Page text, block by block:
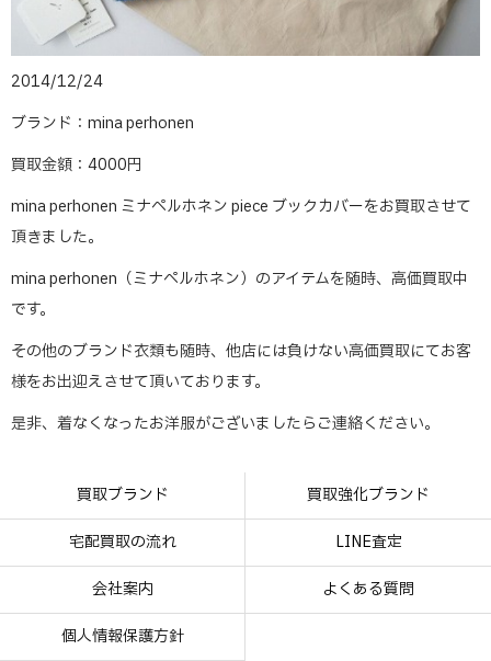
2014/12/24
ブランド：mina perhonen
買取金額：4000円
mina perhonen ミナペルホネン piece ブックカバーをお買取させて
頂きました。
mina perhonen（ミナペルホネン）のアイテムを随時、高価買取中
です。
その他のブランド衣類も随時、他店には負けない高価買取にてお客
様をお出迎えさせて頂いております。
是非、着なくなったお洋服がございましたらご連絡ください。
買取ブランド 買取強化ブランド
宅配買取の流れ LINE査定
会社案内 よくある質問
個人情報保護方針